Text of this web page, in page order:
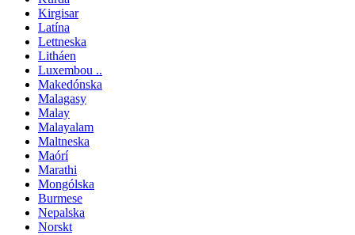
Kirgisar
Latína
Lettneska
Litháen
Luxembou ..
Makedónska
Malagasy
Malay
Malayalam
Maltneska
Maórí
Marathi
Mongólska
Burmese
Nepalska
Norskt